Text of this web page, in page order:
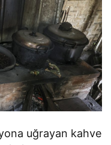
uğrayan kahve